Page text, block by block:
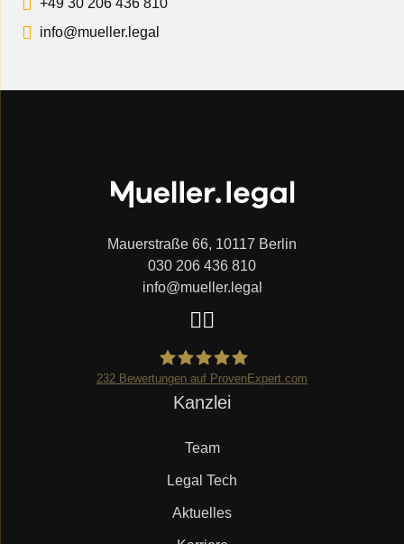
info@mueller.legal
Mauerstraße 66, 10117 Berlin
030 206 436 810
info@mueller.legal
Mueller.legal
232 Bewertungen auf ProvenExpert.com
Kanzlei
Team
Legal Tech
Aktuelles